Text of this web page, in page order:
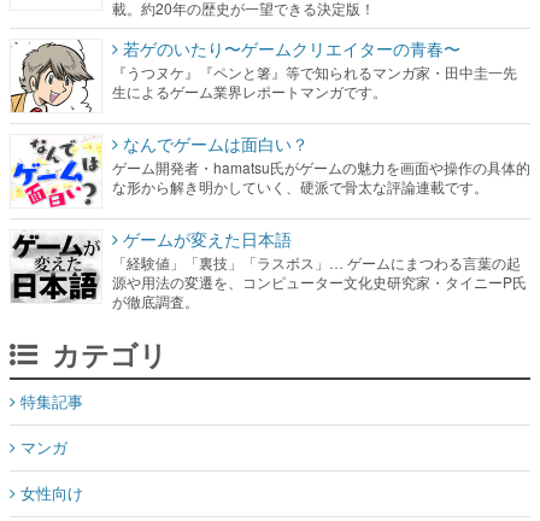
載。約20年の歴史が一望できる決定版！
若ゲのいたり〜ゲームクリエイターの青春〜
『うつヌケ』『ペンと箸』等で知られるマンガ家・田中圭一先
生によるゲーム業界レポートマンガです。
なんでゲームは面白い？
ゲーム開発者・hamatsu氏がゲームの魅力を画面や操作の具体的
な形から解き明かしていく、硬派で骨太な評論連載です。
ゲームが変えた日本語
「経験値」「裏技」「ラスボス」… ゲームにまつわる言葉の起
源や用法の変遷を、コンピューター文化史研究家・タイニーP氏
が徹底調査。
カテゴリ
特集記事
マンガ
女性向け